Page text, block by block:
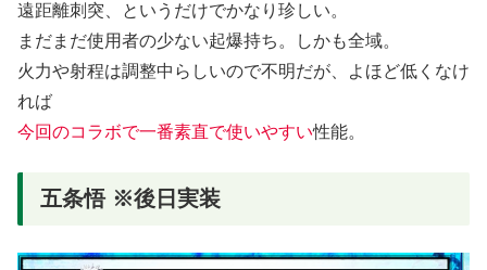
遠距離刺突、というだけでかなり珍しい。
まだまだ使用者の少ない起爆持ち。しかも全域。
火力や射程は調整中らしいので不明だが、よほど低くなけ
れば
今回のコラボで一番素直で使いやすい性能。
五条悟 ※後日実装